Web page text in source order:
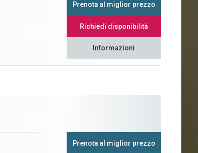
Prenota al miglior prezzo
Richiedi disponibilità
Informazioni
Prenota al miglior prezzo